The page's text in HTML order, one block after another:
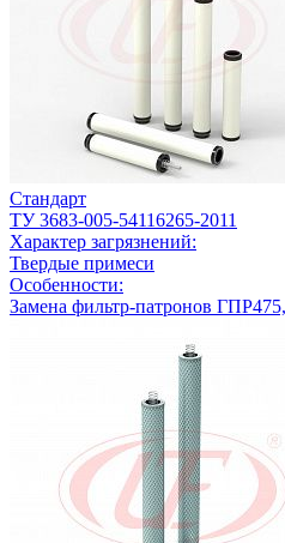
Стандарт
ТУ 3683-005-54116265-2011
Характер загрязнений:
Твердые примеси
Особенности:
Замена фильтр-патронов